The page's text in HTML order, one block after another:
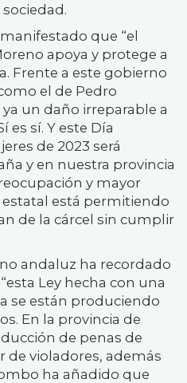
que “el
apoya y protege a
Frente a este gobierno
el de Pedro
un daño irreparable a
es sí. Y este Día
de 2023 será
y en nuestra provincia
y mayor
está permitiendo
de la cárcel sin cumplir
andaluz ha recordado
Ley hecha con una
se están produciendo
En la provincia de
de penas de
de violadores, además
ha añadido que